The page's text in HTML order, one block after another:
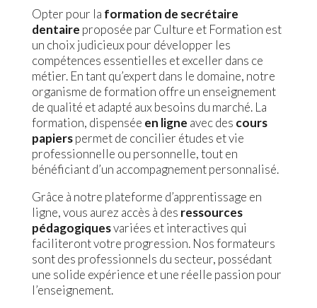
Opter pour la formation de secrétaire
dentaire proposée par Culture et Formation est
un choix judicieux pour développer les
compétences essentielles et exceller dans ce
métier. En tant qu’expert dans le domaine, notre
organisme de formation offre un enseignement
de qualité et adapté aux besoins du marché. La
formation, dispensée en ligne avec des cours
papierspermet de concilier études et vie
professionnelle ou personnelle, tout en
bénéficiant d’un accompagnement personnalisé.
Grâce à notre plateforme d’apprentissage en
ligne, vous aurez accès à des ressources
pédagogiquesvariées et interactives qui
faciliteront votre progression. Nos formateurs
sont des professionnels du secteur, possédant
une solide expérience et une réelle passion pour
l’enseignement.